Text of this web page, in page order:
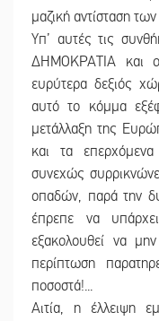
μαζική αντίσταση
Υπ’ αυτές τις
ΔΗΜΟΚΡΑΤΙΑ και ο
ευρύτερα δεξιός
αυτό το κόμμα
μετάλλαξη της
και τα
συνεχώς
οπαδών, παρά την
έπρεπε να
εξακολουθεί να
περίπτωση
ποσοστά!...
Αιτία, η έλλειψη